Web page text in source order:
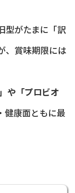
型がたまに「訳
、賞味期限には
や「プロビオ
健康面ともに最